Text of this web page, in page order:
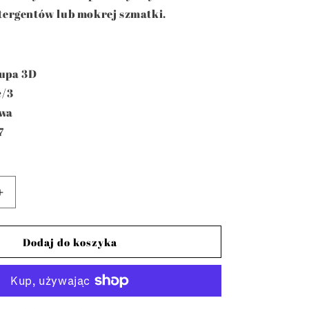
lub mokrej szmatki.
3D
3
Zwiększ
DinoDodaj do koszyka